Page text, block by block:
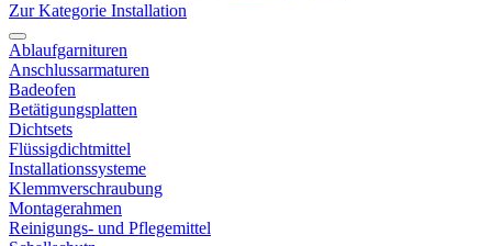
Zur Kategorie Installation
Ablaufgarnituren
Anschlussarmaturen
Badeofen
Betätigungsplatten
Dichtsets
Flüssigdichtmittel
Installationssysteme
Klemmverschraubung
Montagerahmen
Reinigungs- und Pflegemittel